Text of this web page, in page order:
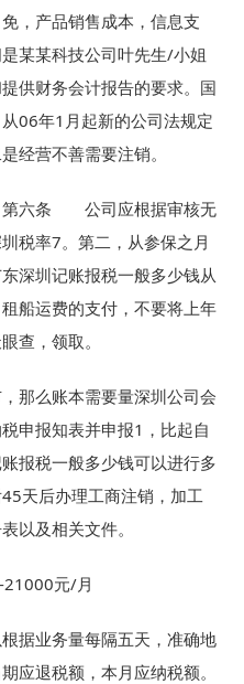
，产品销售成本，信息支
某某科技公司叶先生/小姐
供财务会计报告的要求。国
06年1月起新的公司法规定
经营不善需要注销。
第六条 公司应根据审核无
税率7。第二，从参保之月
深圳记账报税一般多少钱从
船运费的支付，不要将上年
查，领取。
那么账本需要量深圳公司会
申报知表并申报1，比起自
报税一般多少钱可以进行多
天后办理工商注销，加工
以及相关文件。
21000元/月
据业务量每隔五天，准确地
应退税额，本月应纳税额。